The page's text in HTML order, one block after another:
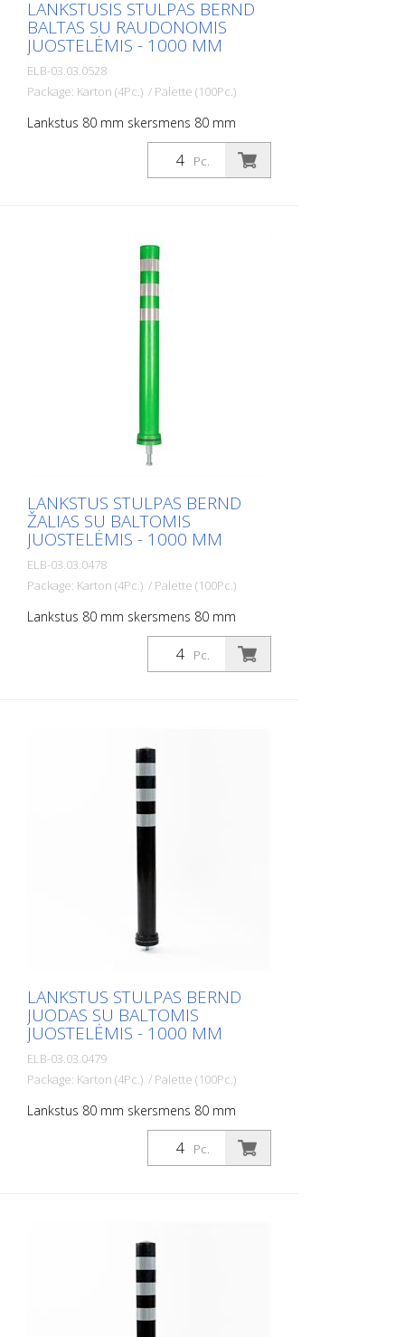
LANKSTUSIS STULPAS BERND
BALTAS SU RAUDONOMIS
JUOSTELĖMIS - 1000 MM
ELB-03.03.0528
Package: Karton (4Pc.) / Palette (100Pc.)
Lankstus 80 mm skersmens 80 mm
skersmens stulpas, skirtas įvairiems
darbams. Su raudonos folijos atšvaitais ir
stiklo karoliukų atšvaitais. Spalva: Balta
1- įeina į komplektą Lanksčių plastikinių
stulpelių privalumai: - Elastiški, todėl
lengvai pasiekiami - Apsaugo nuo
transporto priemonės apgadinimo
susidūrimo atveju - Nereikia remontuoti
nei stulpelio, nei transporto priemonės -
orientuotis kelių eisme ir automobilių
Pc.
LANKSTUS STULPAS BERND
ŽALIAS SU BALTOMIS
JUOSTELĖMIS - 1000 MM
ELB-03.03.0478
Package: Karton (4Pc.) / Palette (100Pc.)
Lankstus 80 mm skersmens 80 mm
skersmens stulpas, skirtas įvairiems
darbams. Su baltos folijos atšvaitais ir
stiklo rutuliukų atšvaitais. Spalva: Žalia
komplektą Lanksčių plastikinių stulpelių
privalumai: - Elastiški, todėl lengvai
pasiekiami - Apsaugo nuo transporto
priemonės apgadinimo susidūrimo atveju
- Nereikia remontuoti nei stulpelio, nei
transporto priemonės - Didina eismo
eisme ir automobilių stovėjimo aikštelėse
Pc.
LANKSTUS STULPAS BERND
JUODAS SU BALTOMIS
JUOSTELĖMIS - 1000 MM
ELB-03.03.0479
Package: Karton (4Pc.) / Palette (100Pc.)
Lankstus 80 mm skersmens 80 mm
skersmens stulpas, skirtas įvairiems
darbams. Su baltos folijos atšvaitais ir
stiklo rutuliukų atšvaitais. Spalva: Spalva:
įžeminimo lizdas - PZ 1- įeina į komplektą
Lanksčių plastikinių stulpelių privalumai: -
Elastiški, todėl lengvai pasiekiami -
Apsaugo nuo transporto priemonės
apgadinimo susidūrimo atveju - Nereikia
remontuoti nei stulpelio, nei transporto
Pc.